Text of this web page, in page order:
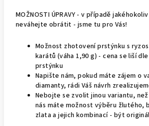
MOŽNOSTI ÚPRAVY - v případě
neváhejte obrátit - jsme tu pro Vás!
Možnost zhotovení prstýnku s
karátů (váha 1,90 g) - cena se liší
prstýnku
Napište nám, pokud máte zájem o
diamanty, rádi Váš návrh
Nebojte se zvolit jinou variantu, než
nás máte možnost výběru žlutého,
zlata a jejich kombinací - být